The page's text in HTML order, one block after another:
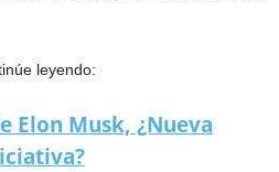
leyendo:
Elon Musk, ¿Nueva